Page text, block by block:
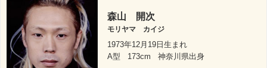
森山 開次
モリヤマ カイジ
1973年12月19日生まれ
A型
173cm
神奈川県出身